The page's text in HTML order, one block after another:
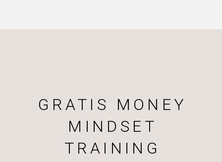
GRATIS MONEY
MINDSET
TRAINING